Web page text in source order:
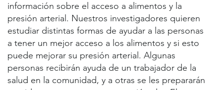
información sobre el acceso a alimentos y la
presión arterial. Nuestros investigadores quieren
estudiar distintas formas de ayudar a las personas
a tener un mejor acceso a los alimentos y si esto
puede mejorar su presión arterial. Algunas
personas recibirán ayuda de un trabajador de la
salud en la comunidad, y a otras se les prepararán